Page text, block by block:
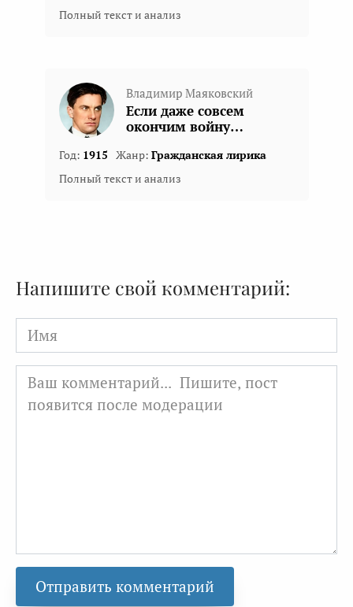
Полный текст и анализ
Владимир Маяковский
Если даже совсем
окончим войну…
Год: 1915 Жанр: Гражданская лирика
Полный текст и анализ
Напишите свой комментарий:
Имя